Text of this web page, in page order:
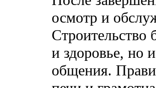
осмотр и
и здоровье, но
общения.